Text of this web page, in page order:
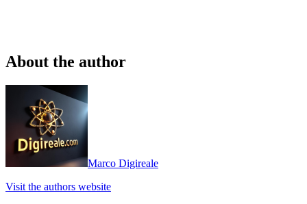
About the author
Marco Digireale
Visit the authors website